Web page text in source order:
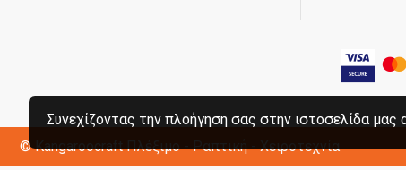
© KangaroocraftΠλέξιμο - Ραπτική - Χειροτεχνία
Συνεχίζοντας την πλοήγηση σας στην ιστοσελίδα